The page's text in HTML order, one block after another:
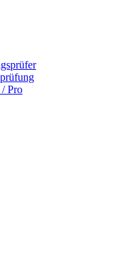
/ Pro